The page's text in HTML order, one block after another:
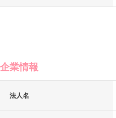
企業情報
法人名